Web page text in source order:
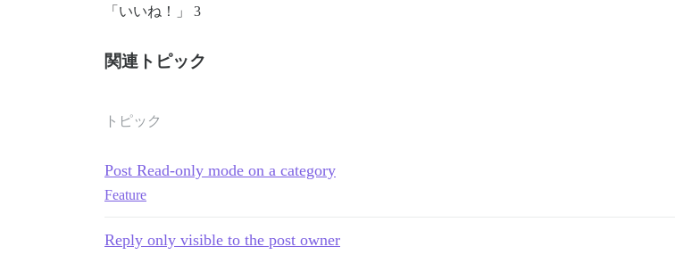
「いいね！」 3
関連トピック
トピック
Post Read-only mode on a category
Feature
Reply only visible to the post owner